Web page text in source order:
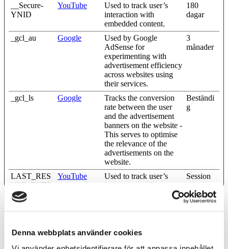
Denna webbplats använder cookies
__Secure-
YNID
YouTube
Used to track user’s
interaction with
embedded content.
180
dagar
_gcl_au Google
Used by Google
AdSense for
experimenting with
advertisement efficiency
across websites using
their services.
3
månader
_gcl_ls Google
Tracks the conversion
rate between the user
and the advertisement
banners on the website -
This serves to optimise
the relevance of the
advertisements on the
website.
Beständi
g
LAST_RES
ULT_ENTR
Y_KEY
YouTube
Used to track user’s
interaction with
Session
re